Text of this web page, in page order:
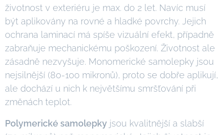
životnost v exteriéru je max. do 2 let. Navíc musí
být aplikovány na rovné a hladké povrchy. Jejich
ochrana laminací má spíše vizuální efekt, případně
zabraňuje mechanickému poškození. Životnost ale
zásadně nezvyšuje. Monomerické samolepky jsou
nejsilnější (80-100 mikronů), proto se dobře aplikují,
ale dochází u nich k největšímu smršťování při
změnách teplot.
Polymerické samolepky jsou kvalitnější a slabší